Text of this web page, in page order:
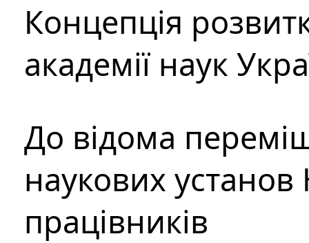
Концепція
академії наук
До відома
наукових установ
працівників